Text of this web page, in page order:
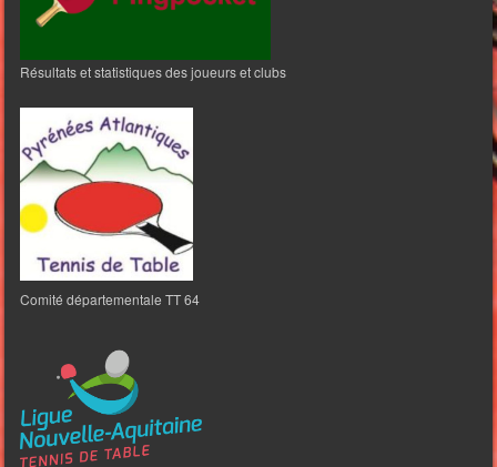
Résultats et statistiques des joueurs et clubs
Comité départementale TT 64